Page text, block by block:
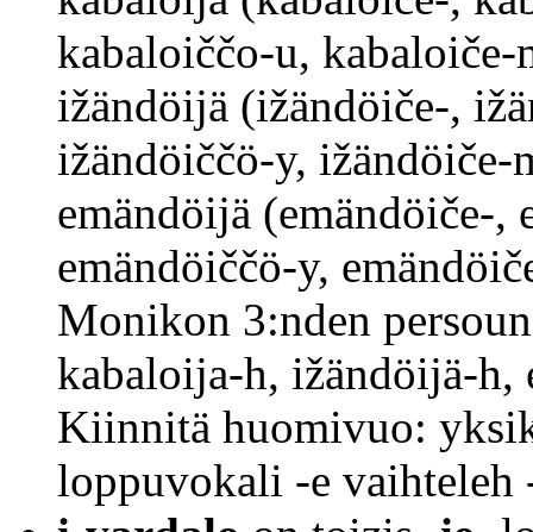
kabaloiččo-u, kabaloiče-
ižändöijä (ižändöiče-,
ižändöiččö-y, ižändöiče-
emändöijä (emändöiče-,
emändöiččö-y,
Monikon 3:nden
kabaloija-h, ižändöijä-h,
Kiinnitä huomivuo:
loppuvokali -e vaihteleh